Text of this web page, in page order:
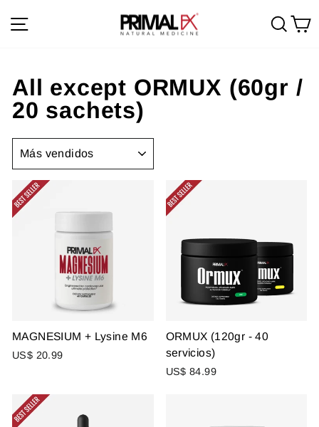
directamente
All except ORMUX (60gr /
20 sachets)
MAGNESIUM + Lysine M6
US$ 20.99
ORMUX (120gr - 40
servicios)
US$ 84.99